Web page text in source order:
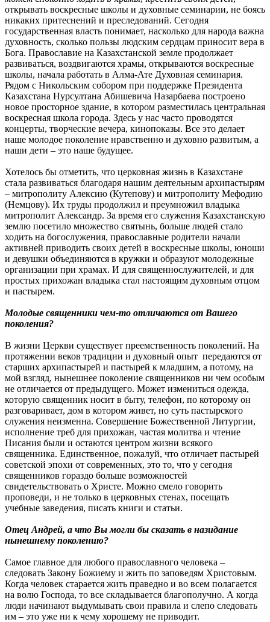
открывать воскресные школы и духовные семинарии, не боясь
никаких притеснений и преследований. Сегодня
государственная власть понимает, насколько для народа важна
духовность, сколько пользы людским сердцам приносит вера в
Бога. Православие на Казахстанской земле продолжает
развиваться, воздвигаются храмы, открываются воскресные
школы, начала работать в Алма-Ате Духовная семинария.
Рядом с Никольским собором при поддержке Президента
Казахстана Нурсултана Абишевича Назарбаева построено
новое просторное здание, в котором разместилась центральная
воскресная школа города. Здесь у нас часто проводятся
концерты, творческие вечера, кинопоказы. Все это делает
наше молодое поколение нравственно и духовно развитым, а
наши дети – это наше будущее.
Хотелось бы отметить, что церковная жизнь в Казахстане
стала развиваться благодаря нашим деятельным архипастырям
– митрополиту Алексию (Кутепову) и митрополиту Мефодию
(Немцову). Их труды продолжил и преумножил владыка
митрополит Александр. За время его служения Казахстанскую
землю посетило множество святынь, больше людей стало
ходить на богослужения, православные родители начали
активней приводить своих детей в воскресные школы, юноши
и девушки объединяются в кружки и образуют молодежные
организации при храмах. И для священнослужителей, и для
простых прихожан владыка стал настоящим духовным отцом
и пастырем.
Молодые священники чем-то отличаются от Вашего
поколения?
В жизни Церкви существует преемственность поколений. На
протяжении веков традиции и духовный опыт передаются от
старших архипастырей и пастырей к младшим, а потому, на
мой взгляд, нынешнее поколение священников ни чем особым
не отличается от предыдущего. Может измениться одежда,
которую священник носит в быту, телефон, по которому он
разговаривает, дом в котором живет, но суть пастырского
служения неизменна. Совершение Божественной Литургии,
исполнение треб для прихожан, частая молитва и чтение
Писания были и остаются центром жизни всякого
священника. Единственное, пожалуй, что отличает пастырей
советской эпохи от современных, это то, что у сегодня
священников гораздо больше возможностей
свидетельствовать о Христе. Можно смело говорить
проповеди, и не только в церковных стенах, посещать
учебные заведения, писать книги и статьи.
Отец Андрей, а что Вы могли бы сказать в назидание
нынешнему поколению?
Самое главное для любого православного человека –
следовать Закону Божиему и жить по заповедям Христовым.
Когда человек старается жить праведно и во всем полагается
на волю Господа, то все складывается благополучно. А когда
люди начинают выдумывать свои правила и слепо следовать
им – это уже ни к чему хорошему не приводит.